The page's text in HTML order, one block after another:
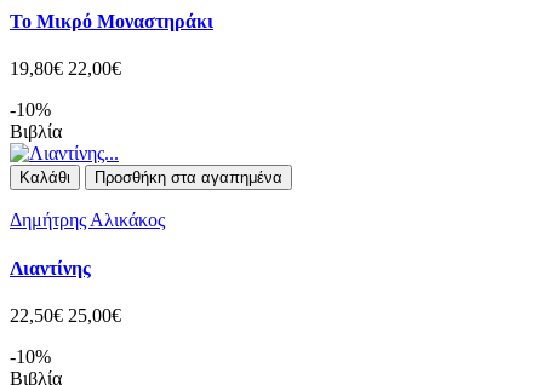
Το Μικρό Μοναστηράκι
19,80€ 22,00€
-10%
Βιβλία
Καλάθι Προσθήκη στα αγαπημένα
Δημήτρης Αλικάκος
Λιαντίνης
22,50€ 25,00€
-10%
Βιβλία